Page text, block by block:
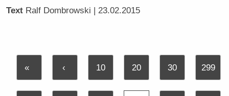
Text Ralf Dombrowski | 23.02.2015
« ‹ 10 20 30 299